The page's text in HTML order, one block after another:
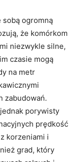
ogromną
że komórkom
niezwykle silne,
czasie mogą
na metr
zabudowań.
porywisty
prędkość
korzeniami i
grad, który